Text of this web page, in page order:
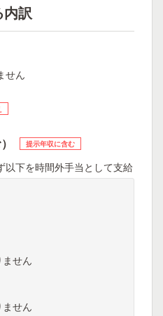
内訳
せん
提示年収に含む
下を時間外手当として支給
せん
せん